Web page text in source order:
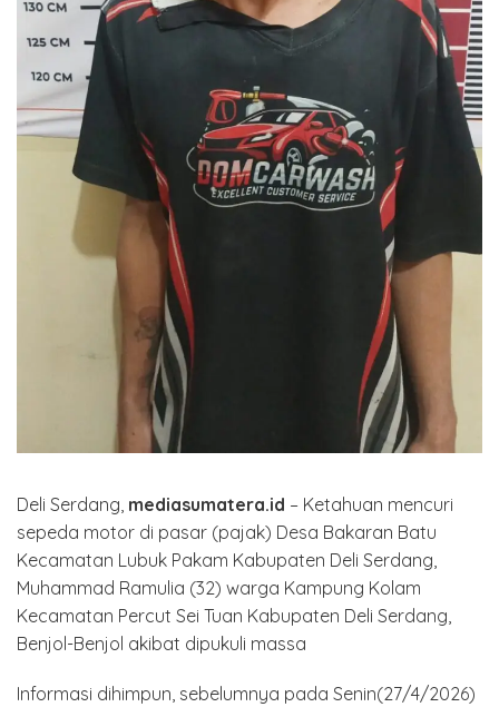
Deli Serdang, mediasumatera.id – Ketahuan mencuri
sepeda motor di pasar (pajak) Desa Bakaran Batu
Kecamatan Lubuk Pakam Kabupaten Deli Serdang,
Muhammad Ramulia (32) warga Kampung Kolam
Kecamatan Percut Sei Tuan Kabupaten Deli Serdang,
Benjol-Benjol akibat dipukuli massa
Informasi dihimpun, sebelumnya pada Senin(27/4/2026)